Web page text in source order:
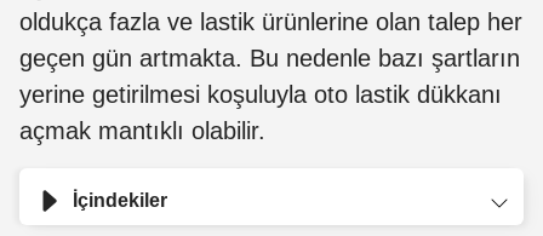
oldukça fazla ve lastik ürünlerine olan talep her
geçen gün artmakta. Bu nedenle bazı şartların
yerine getirilmesi koşuluyla oto lastik dükkanı
açmak mantıklı olabilir.
İçindekiler